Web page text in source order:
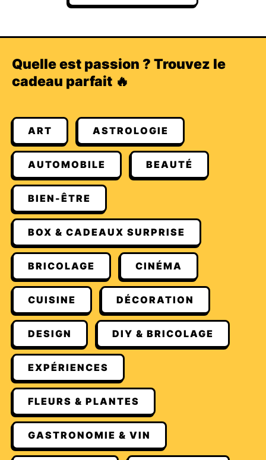
Quelle est passion ? Trouvez le
cadeau parfait 🔥
ART ASTROLOGIE
AUTOMOBILE BEAUTÉ
BIEN-ÊTRE
BOX & CADEAUX SURPRISE
BRICOLAGE CINÉMA
CUISINE DÉCORATION
DESIGN DIY & BRICOLAGE
EXPÉRIENCES
FLEURS & PLANTES
GASTRONOMIE & VIN